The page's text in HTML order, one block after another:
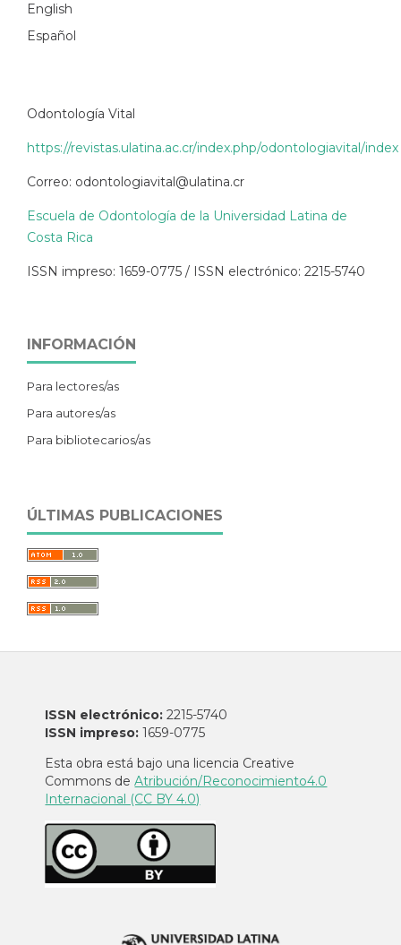
English
Español
Odontología Vital
https://revistas.ulatina.ac.cr/index.php/odontologiavital/index
Correo: odontologiavital@ulatina.cr
Escuela de Odontología de la Universidad Latina de
Costa Rica
ISSN impreso: 1659-0775 / ISSN electrónico: 2215-5740
INFORMACIÓN
Para lectores/as
Para autores/as
Para bibliotecarios/as
ÚLTIMAS PUBLICACIONES
ISSN electrónico: 2215-5740
ISSN impreso: 1659-0775
Esta obra está bajo una licencia Creative
Commons deAtribución/Reconocimiento4.0
Internacional (CC BY 4.0)